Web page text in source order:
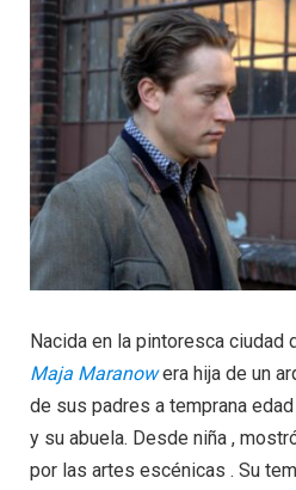
Nacida en la pintoresca ciudad
Maja Maranowera hija de un
de sus padres a temprana
y su abuela. Desde niña ,
por las artes escénicas . Su